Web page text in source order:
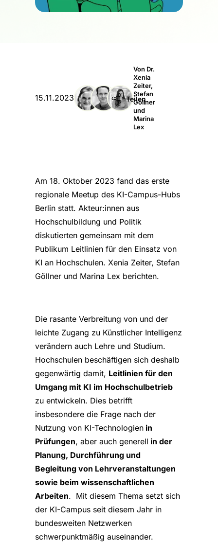
15.11.2023
Von Dr.
Xenia
Zeiter,
Stefan
Göllner
und
Marina
Lex
 Teilen
Am 18. Oktober 2023 fand das erste
regionale Meetup des KI-Campus-Hubs
Berlin statt. Akteur:innen aus
Hochschulbildung und Politik
diskutierten gemeinsam mit dem
Publikum Leitlinien für den Einsatz von
KI an Hochschulen. Xenia Zeiter, Stefan
Göllner und Marina Lex berichten.
Die rasante Verbreitung von und der
leichte Zugang zu Künstlicher Intelligenz
verändern auch Lehre und Studium.
Hochschulen beschäftigen sich deshalb
gegenwärtig damit, Leitlinien für den
Umgang mit KI im Hochschulbetrieb
zu entwickeln. Dies betrifft
insbesondere die Frage nach der
Nutzung von KI-Technologien in
Prüfungen, aber auch generell in der
Planung, Durchführung und
Begleitung von Lehrveranstaltungen
sowie beim wissenschaftlichen
Arbeiten. Mit diesem Thema setzt sich
der KI-Campus seit diesem Jahr in
bundesweiten Netzwerken
schwerpunktmäßig auseinander.